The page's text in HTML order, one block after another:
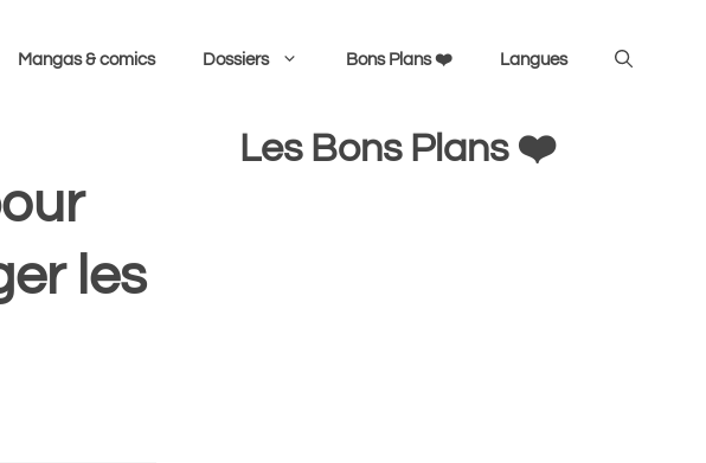
Mangas & comics Dossiers Bons Plans ❤️ Langues
les
Les Bons Plans ❤️